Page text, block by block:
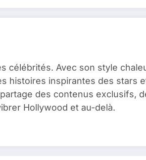
célébrités. Avec son style
histoires inspirantes des stars
des contenus exclusifs,
Hollywood et au-delà.